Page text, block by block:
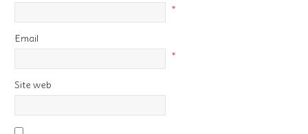
*
Email
*
Site web